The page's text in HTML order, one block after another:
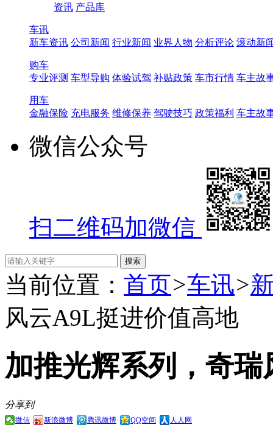
资讯 产品库
车讯
新车资讯 公司新闻 行业新闻 业界人物 分析评论 滚动新
购车
专业评测 车型导购 体验试驾 补贴政策 车市行情 车主故
用车
金融保险 充电服务 维修保养 驾驶技巧 政策福利 车主故
微信公众号
扫二维码加微信
当前位置： 首页>车讯>
风云A9L挺进价值高地
加推光辉系列，奇
分享到
微信 新浪微博 腾讯微博 QQ空间 人人网